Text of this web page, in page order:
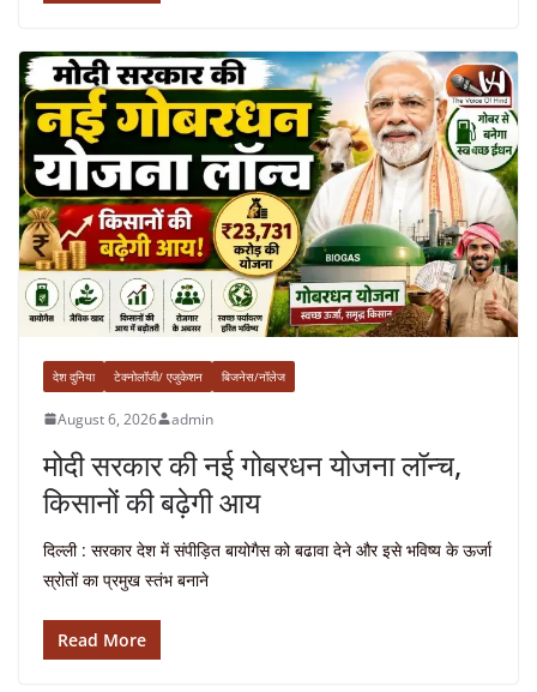
देश दुनिया टेक्नोलॉजी/ एजुकेशन बिजनेस/नॉलेज
August 6, 2026 admin
मोदी सरकार की नई गोबरधन योजना लॉन्च,
किसानों की बढ़ेगी आय
दिल्ली : सरकार देश में संपीड़ित बायोगैस को बढावा देने और इसे भविष्य के ऊर्जा
स्रोतों का प्रमुख स्तंभ बनाने
Read More